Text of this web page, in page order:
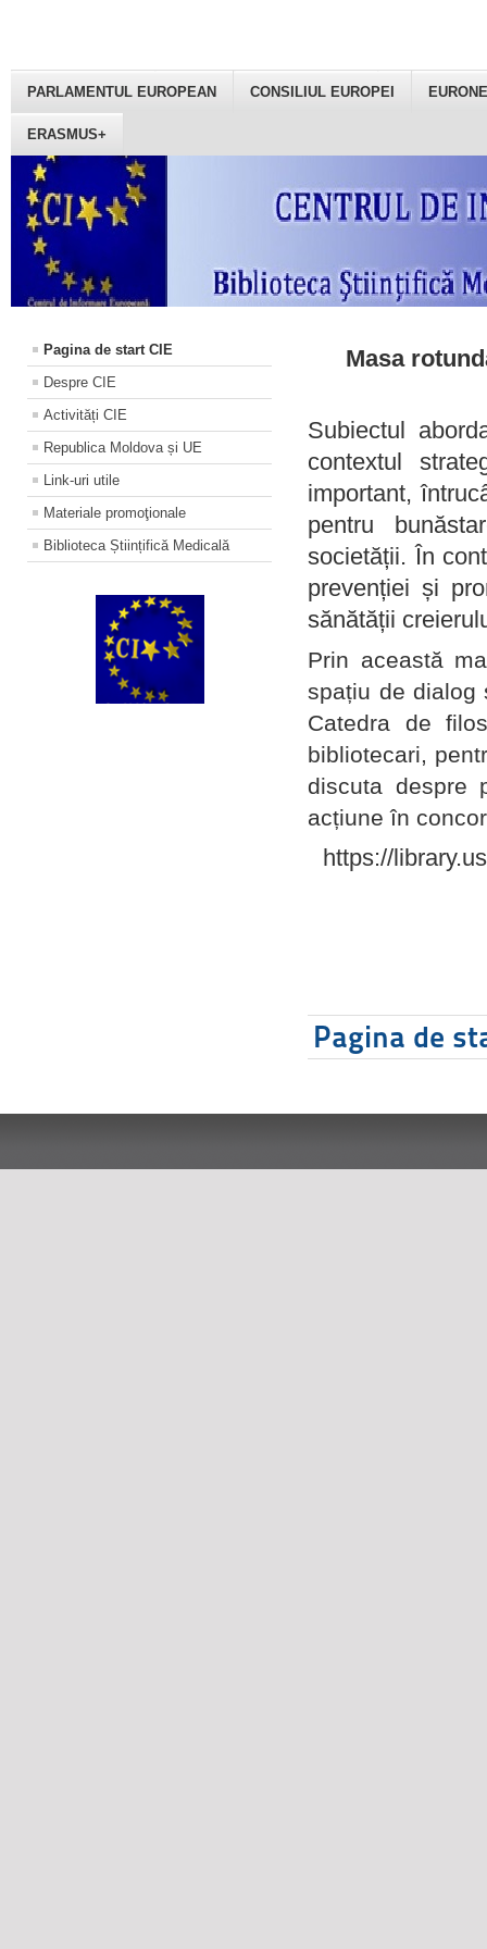
PARLAMENTUL EUROPEAN CONSILIUL EUROPEI
ERASMUS+
Pagina de start CIE
Despre CIE
Activități CIE
Republica Moldova și UE
Link-uri utile
Materiale promoţionale
Biblioteca Științifică Medicală
Masa
Subiectul
contextul
important,
pentru
societății. În
prevenției și
sănătății
Prin această
spațiu de dialog
Catedra de
bibliotecari,
discuta despre
acțiune în
https://
Pagina de